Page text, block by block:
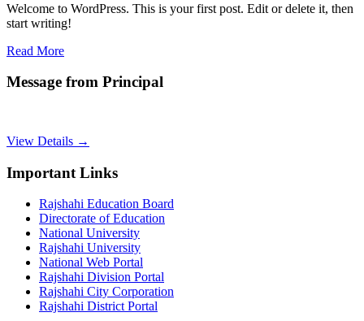
world!
Welcome to WordPress. This is your first post. Edit or delete it, then
start writing!
Read More
Message from Principal
View Details →
Important Links
Rajshahi Education Board
Directorate of Education
National University
Rajshahi University
National Web Portal
Rajshahi Division Portal
Rajshahi City Corporation
Rajshahi District Portal